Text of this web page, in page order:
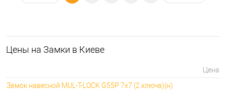
Цeны на Замки в Киеве
Цена
Замок навесной MUL-T-LOCK G55P 7x7 (2 ключа)(н)